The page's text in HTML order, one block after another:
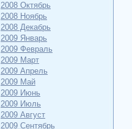
2008 Октябрь
2008 Ноябрь
2008 Декабрь
2009 Январь
2009 Февраль
2009 Март
2009 Апрель
2009 Май
2009 Июнь
2009 Июль
2009 Август
2009 Сентябрь